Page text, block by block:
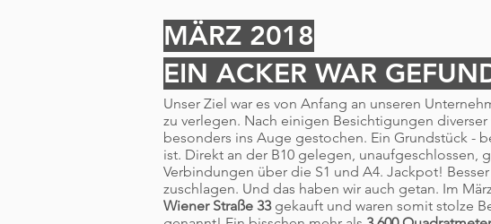
MÄRZ 2018
EIN ACKER WAR
Unser Ziel war es von Anfang an unseren
zu verlegen. Nach einigen Besichtigungen
besonders ins Auge gestochen. Ein Grundstück -
ist. Direkt an der B10 gelegen, unaufgeschlossen,
Verbindungen über die S1 und A4. Jackpot!
zuschlagen. Und das haben wir auch getan. Im
Wiener Straße 33 gekauft und waren somit stolze